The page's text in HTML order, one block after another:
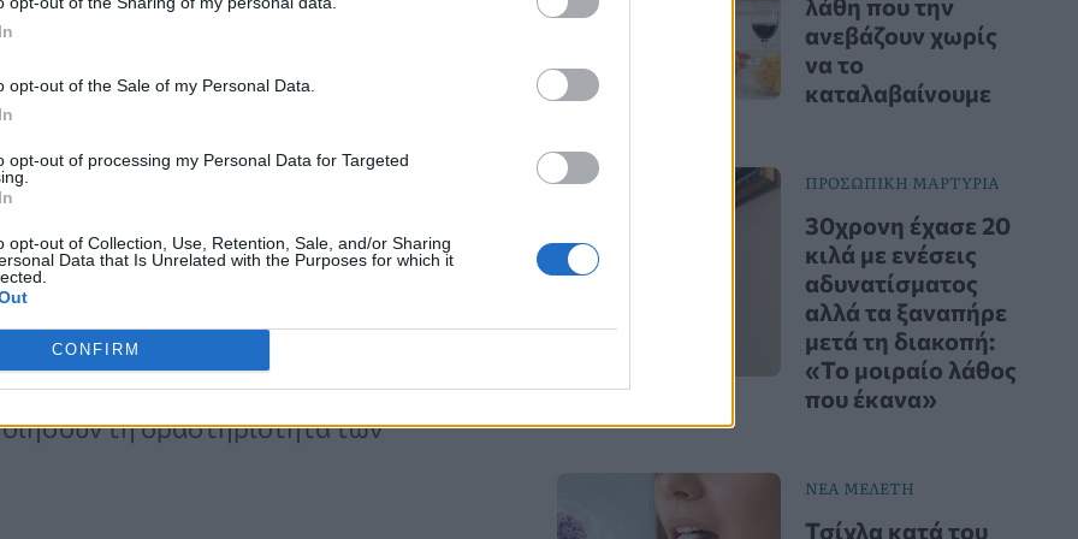
opt-out of the Sale of my Personal Data.
opt-out of processing my Personal Data for Targeted
opt-out of Collection, Use, Retention, Sale, and/or Sharing
Data that Is Unrelated with the Purposes for which it
CONFIRM
το DNA — το σχέδιο που
πρωτεΐνες και τα μόρια που
αλλάζει τον υποκείμενο κώδικα
μπορούν να ενεργοποιηθούν.
περιβάλλον των ανθρώπων
αλλαγών» στο DNA, τα
τη δραστηριότητα των
λάθη που την
ανεβάζουν χωρίς
να το
καταλαβαίνουμε
ΠΡΟΣΩΠΙΚΗ ΜΑΡΤΥΡΙΑ
30χρονη έχασε 20
κιλά με ενέσεις
αδυνατίσματος
αλλά τα ξαναπήρε
μετά τη διακοπή:
«Το μοιραίο λάθος
που έκανα»
ΝΕΑ ΜΕΛΕΤΗ
Τσίχλα κατά του